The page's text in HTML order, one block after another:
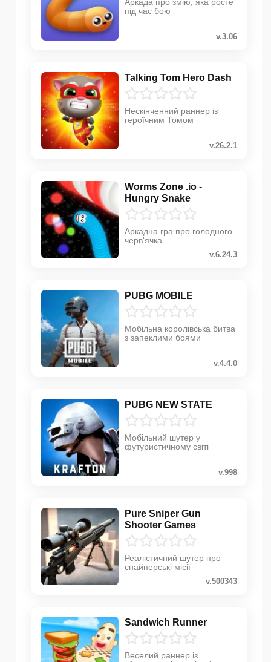
під час бою
v.3.06
Talking Tom Hero Dash
Нескінченний раннер із
героїчним Томом
v.26.2.1
Worms Zone .io -
Hungry Snake
Аркадна гра про голодного
черв'ячка
v.6.24.3
PUBG MOBILE
Мобільна королівська битва
з запеклими боями
v.4.4.0
PUBG NEW STATE
Мобільний шутер у
футуристичному світі
v.998
Pure Sniper Gun
Shooter Games
Реалістичний шутер про
снайперські місії
v.500343
Sandwich Runner
Веселий раннер із